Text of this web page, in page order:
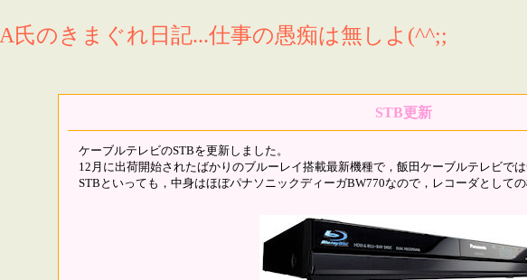
A氏のきまぐれ日記...仕事の愚痴は無しよ(^^;;
STB更新
ケーブルテレビのSTBを更新しました。
12月に出荷開始されたばかりのブルーレイ搭載最新機種で，飯田ケーブルテレビで
STBといっても，中身はほぼパナソニックディーガBW770なので，レコーダとしての